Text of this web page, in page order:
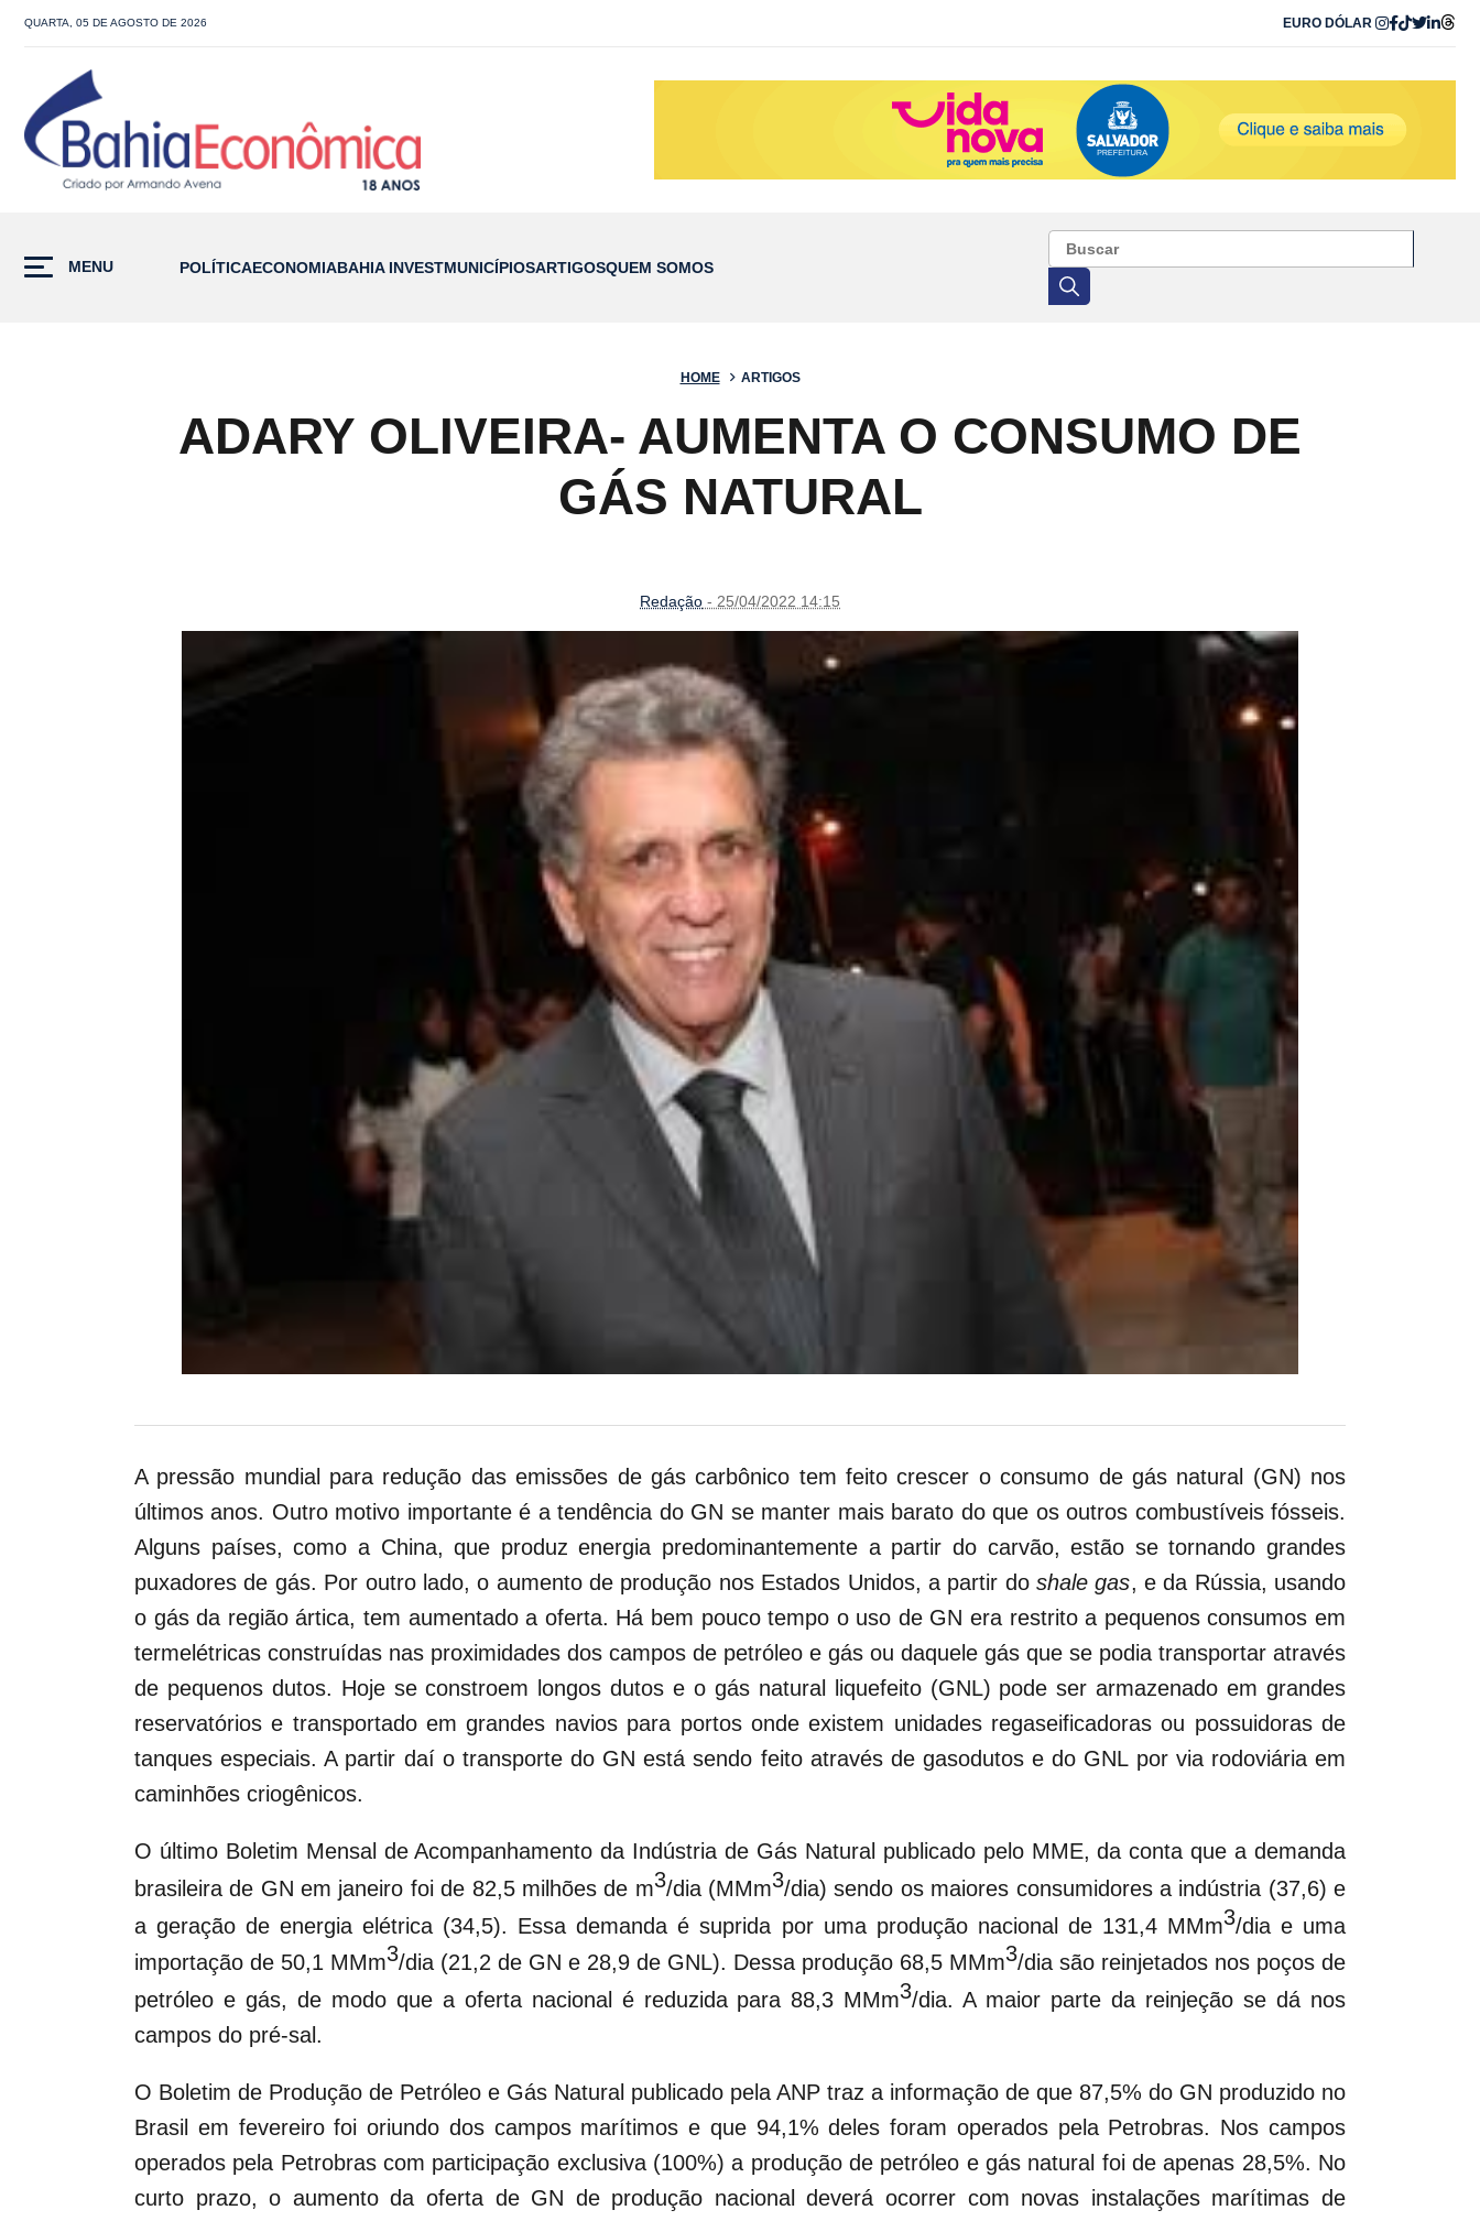
QUARTA, 05 DE AGOSTO DE 2026 EURO DÓLAR
MENU POLÍTICAECONOMIABAHIA INVESTMUNICÍPIOSARTIGOSQUEM SOMOS
HOME ARTIGOS
ADARY OLIVEIRA- AUMENTA O CONSUMO DE
GÁS NATURAL
Redação - 25/04/2022 14:15
A pressão mundial para redução das emissões de gás carbônico tem feito crescer o consumo de gás natural (GN) nos
últimos anos. Outro motivo importante é a tendência do GN se manter mais barato do que os outros combustíveis fósseis.
Alguns países, como a China, que produz energia predominantemente a partir do carvão, estão se tornando grandes
puxadores de gás. Por outro lado, o aumento de produção nos Estados Unidos, a partir doshale gas, e da Rússia, usando
o gás da região ártica, tem aumentado a oferta. Há bem pouco tempo o uso de GN era restrito a pequenos consumos em
termelétricas construídas nas proximidades dos campos de petróleo e gás ou daquele gás que se podia transportar através
de pequenos dutos. Hoje se constroem longos dutos e o gás natural liquefeito (GNL) pode ser armazenado em grandes
reservatórios e transportado em grandes navios para portos onde existem unidades regaseificadoras ou possuidoras de
tanques especiais. A partir daí o transporte do GN está sendo feito através de gasodutos e do GNL por via rodoviária em
caminhões criogênicos.
O último Boletim Mensal de Acompanhamento da Indústria de Gás Natural publicado pelo MME, da conta que a demanda
brasileira de GN em janeiro foi de 82,5 milhões de m3/dia (MMm3/dia) sendo os maiores consumidores a indústria (37,6) e
a geração de energia elétrica (34,5). Essa demanda é suprida por uma produção nacional de 131,4 MMm3/dia e uma
importação de 50,1 MMm3/dia (21,2 de GN e 28,9 de GNL). Dessa produção 68,5 MMm3/dia são reinjetados nos poços de
petróleo e gás, de modo que a oferta nacional é reduzida para 88,3 MMm3/dia. A maior parte da reinjeção se dá nos
campos do pré-sal.
O Boletim de Produção de Petróleo e Gás Natural publicado pela ANP traz a informação de que 87,5% do GN produzido no
Brasil em fevereiro foi oriundo dos campos marítimos e que 94,1% deles foram operados pela Petrobras. Nos campos
operados pela Petrobras com participação exclusiva (100%) a produção de petróleo e gás natural foi de apenas 28,5%. No
curto prazo, o aumento da oferta de GN de produção nacional deverá ocorrer com novas instalações marítimas de